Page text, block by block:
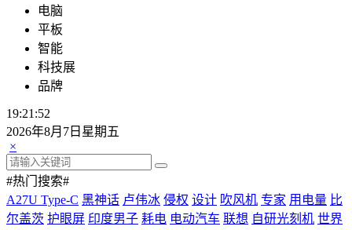
电脑
平板
智能
科技展
品牌
19:21:52
2026年8月7日星期五
×
#热门搜索#
A27U Type-C 黑神话 卢伟冰 侵权 设计 吹风机 专家 用电量 比
尔盖茨 护眼屏 印度男子 耗电 电动汽车 联想 自研光刻机 世界